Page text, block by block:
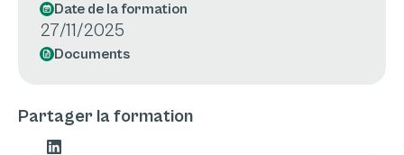
Date de la formation
27/11/2025
Documents
Partager la formation